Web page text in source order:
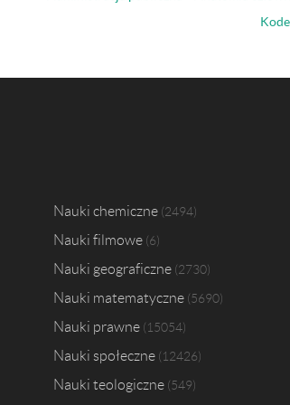
Nauki chemiczne 2494
Nauki filmowe 6
Nauki geograficzne 2730
Nauki matematyczne 5690
Nauki prawne 15054
Nauki społeczne 12426
Nauki teologiczne 549